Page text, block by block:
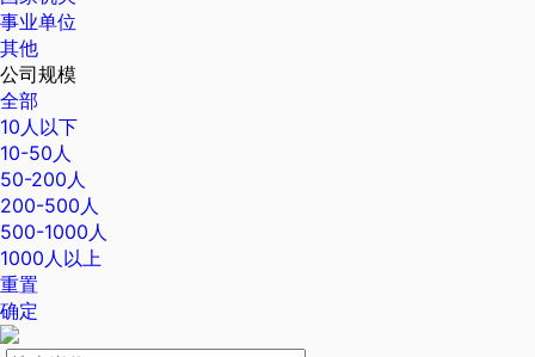
事业单位
其他
公司规模
全部
10人以下
10-50人
50-200人
200-500人
500-1000人
1000人以上
重置
确定